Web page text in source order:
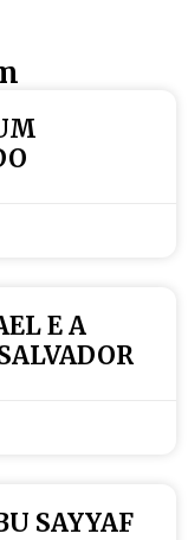
E A
SAYYAF